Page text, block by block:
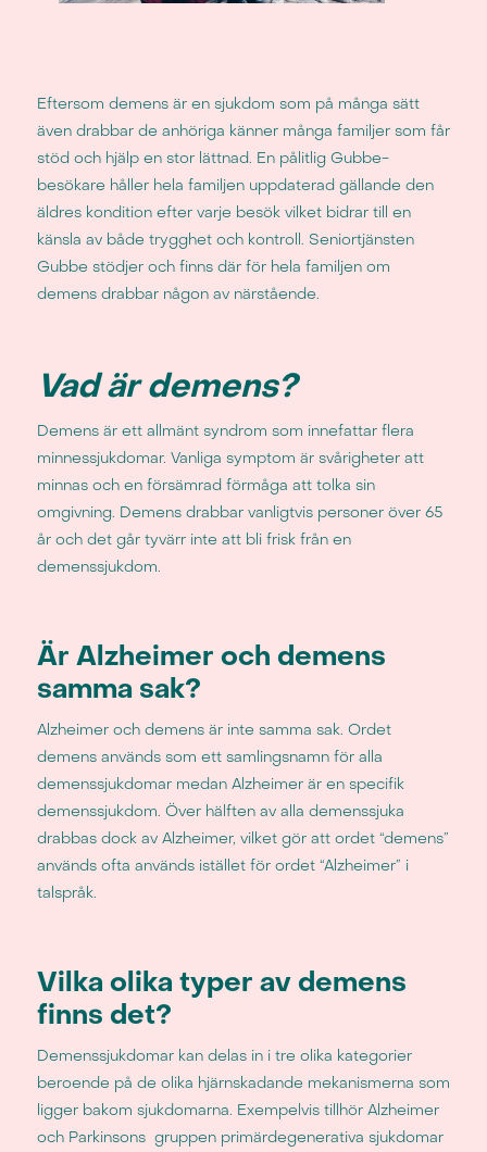
Eftersom demens är en sjukdom som på många sätt
även drabbar de anhöriga känner många familjer som får
stöd och hjälp en stor lättnad. En pålitlig Gubbe-
besökare håller hela familjen uppdaterad gällande den
äldres kondition efter varje besök vilket bidrar till en
känsla av både trygghet och kontroll. Seniortjänsten
Gubbe stödjer och finns där för hela familjen om
demens drabbar någon av närstående.
Vad är demens?
Demens är ett allmänt syndrom som innefattar flera
minnessjukdomar. Vanliga symptom är svårigheter att
minnas och en försämrad förmåga att tolka sin
omgivning. Demens drabbar vanligtvis personer över 65
år och det går tyvärr inte att bli frisk från en
demenssjukdom.
Är Alzheimer och demens
samma sak?
Alzheimer och demens är inte samma sak. Ordet
demens används som ett samlingsnamn för alla
demenssjukdomar medan Alzheimer är en specifik
demenssjukdom. Över hälften av alla demenssjuka
drabbas dock av Alzheimer, vilket gör att ordet “demens”
används ofta används istället för ordet “Alzheimer” i
talspråk.
Vilka olika typer av demens
finns det?
Demenssjukdomar kan delas in i tre olika kategorier
beroende på de olika hjärnskadande mekanismerna som
ligger bakom sjukdomarna. Exempelvis tillhör Alzheimer
och Parkinsons gruppen primärdegenerativa sjukdomar